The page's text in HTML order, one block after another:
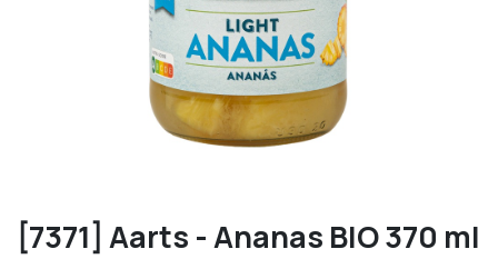
[7371] Aarts - Ananas BIO 370 ml